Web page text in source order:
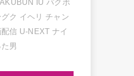
IU パクボ
ク イヘリ チャン
信 U-NEXT ナイ
男